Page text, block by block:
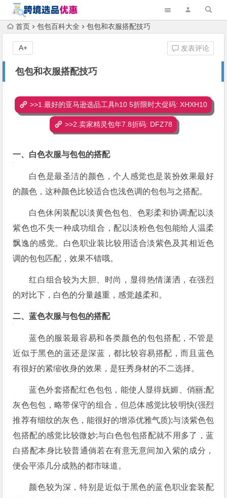
首页 包包百科大全 包包和衣服搭配技巧
包包和衣服搭配技巧
发表评论
A+
>>1.最好的亚马逊选品工具h10 5折限时大促码: XHXH10
>>2.卖家精灵包年7.8折码: DFZ78
一、白色衣服与包包的搭配
白色是最圣洁的颜色，个人感觉也是装扮效果最好
的颜色，这种颜色比较适合也浅色调的包包与之搭配。
白色休闲装配以淡黄色包包、色彩柔和协调;配以淡
紫色也不失一种成功组合，配以淡粉色包包能给人温柔
飘逸的感觉。白色职业装比较用适合淡紫色及其相近色
调的包包匹配，效果不错哦。
红白组合较为大胆、时尚，显得热情潇洒，在强烈
的对比下，白色的分量越重，感觉越柔和。
二、蓝色衣服与包包的搭配
蓝色的服装最容易和各类颜色的包包搭配，不管是
近似于黑色的蓝还是深蓝，都比较容易搭配，而且蓝色
有很好的紧缩收身的效果，是狂秀身材的不二选择。
蓝色外套搭配红色包包，能使人显得妩媚、俏丽;配
灰色包包，略带保守的组合，但总体感觉比较明快(强烈
推荐有细纹的灰色，能很好的增添优雅气质);与淡紫色包
包搭配的感觉比较微妙;与白色包包搭配就不用多了，蓝
白搭配本身比较普通倘若在有意无意间加入紫的成分，
便会平添几分成熟的都市味道。
颜色较为深，特别是近似于黑色的蓝色职业套装配